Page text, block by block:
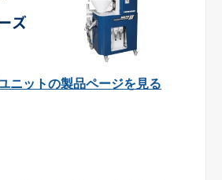
ニットの製品ページを見る